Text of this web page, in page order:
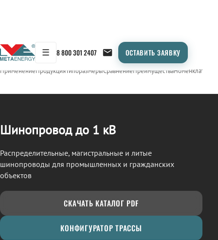
☰ 8 800 301 2407 ОСТАВИТЬ ЗАЯВКУ
← Продукция/ШИНОПРОВОД
ПрименениеПродукцияТипоразмерыСравнениеПреимуществаНоменклатура
Шинопровод до 1 кВ
Распределительные, магистральные и литые
шинопроводы для промышленных и гражданских
объектов
СКАЧАТЬ КАТАЛОГ PDF
КОНФИГУРАТОР ТРАССЫ